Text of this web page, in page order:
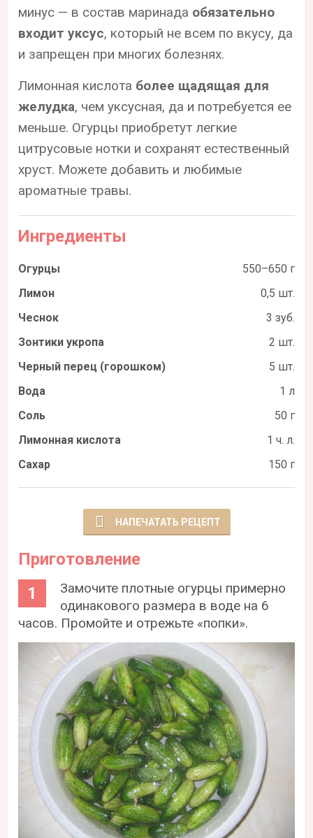
минус — в состав маринада обязательно
входит уксус, который не всем по вкусу, да
и запрещен при многих болезнях.
Лимонная кислота более щадящая для
желудка, чем уксусная, да и потребуется ее
меньше. Огурцы приобретут легкие
цитрусовые нотки и сохранят естественный
хруст. Можете добавить и любимые
ароматные травы.
Ингредиенты
Огурцы
550–650 г
Лимон
0,5 шт.
Чеснок
3 зуб.
Зонтики укропа
2 шт.
Черный перец (горошком)
5 шт.
Вода
1 л
Соль
50 г
Лимонная кислота
1 ч. л.
Сахар
150 г
НАПЕЧАТАТЬ РЕЦЕПТ
Приготовление
Замочите плотные огурцы примерно
одинакового размера в воде на 6
часов. Промойте и отрежьте «попки».